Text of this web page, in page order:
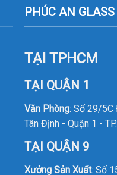
PHÚC AN
TẠI TPHCM
TẠI QUẬN 1
Văn Phòng: Số 29/5C
Tân Định - Quận 1 -
TẠI QUẬN 9
Xưởng Sản Xuất: Số